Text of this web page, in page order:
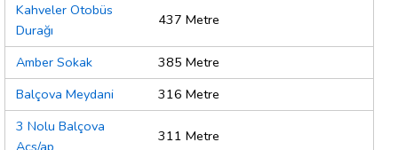
Kahveler Otobüs
Durağı
437 Metre
Amber Sokak
385 Metre
Balçova Meydani
316 Metre
3 Nolu Balçova
311 Metre